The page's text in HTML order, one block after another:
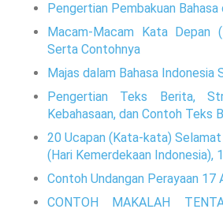
Pengertian Pembakuan
Macam-Macam Kata Depan
Serta Contohnya
Majas dalam Bahasa Indonesia
Pengertian Teks Berita,
Kebahasaan, dan Contoh Teks
20 Ucapan (Kata-kata) Selamat
(Hari Kemerdekaan Indonesia),
Contoh Undangan Perayaan 17
CONTOH MAKALAH